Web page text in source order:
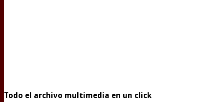
Todo el archivo multimedia en un click